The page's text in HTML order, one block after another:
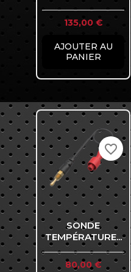
Prix
135,00 €
AJOUTER AU
PANIER
SONDE
TEMPÉRATURE...
Prix
80,00 €
favorite_border